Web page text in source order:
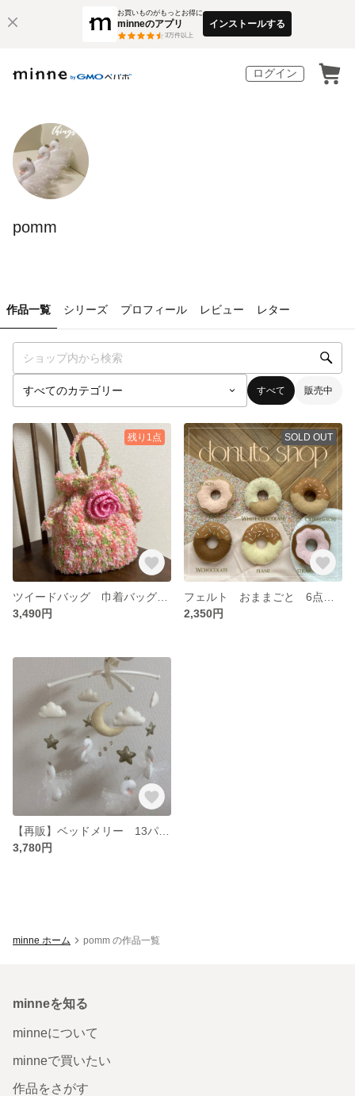
お買いものがもっとお得に
minneのアプリ
3万件以上
インストールする
ログイン
pomm
作品一覧 シリーズ プロフィール レビュー レター
すべて 販売中
残り1点
3,490円
SOLD OUT
2,350円
3,780円
minne ホーム pomm の作品一覧
minneを知る
minneについて
minneで買いたい
作品をさがす